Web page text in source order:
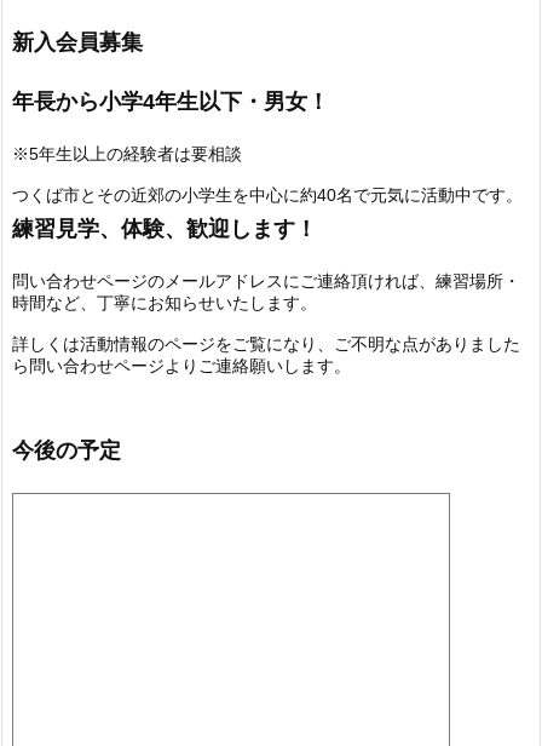
新入会員募集
年長から小学4年生以下・男女！
※5年生以上の経験者は要相談
つくば市とその近郊の小学生を中心に約40名で元気に活動中です。
練習見学、体験、歓迎します！
問い合わせページのメールアドレスにご連絡頂ければ、練習場所・
時間など、丁寧にお知らせいたします。
詳しくは活動情報のページをご覧になり、ご不明な点がありました
ら問い合わせページよりご連絡願いします。
今後の予定